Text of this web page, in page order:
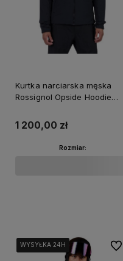
Kurtka narciarska męska
Rossignol Opside Hoodie
1 200,00 zł
Rozmiar:
WYSYŁKA 24H
WYSYŁKA 24H
WYSYŁKA 24H
WYSYŁKA 24H Do